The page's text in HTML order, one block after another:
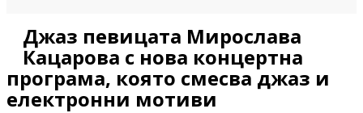
Джаз певицата Мирослава
Кацарова с нова концертна
програма, която смесва джаз и
електронни мотиви
Year
Month
Year
Month